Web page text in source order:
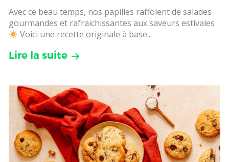
Avec ce beau temps, nos papilles raffolent de salades
gourmandes et rafraichissantes aux saveurs estivales
Voici une recette originale à base...
Lire la suite